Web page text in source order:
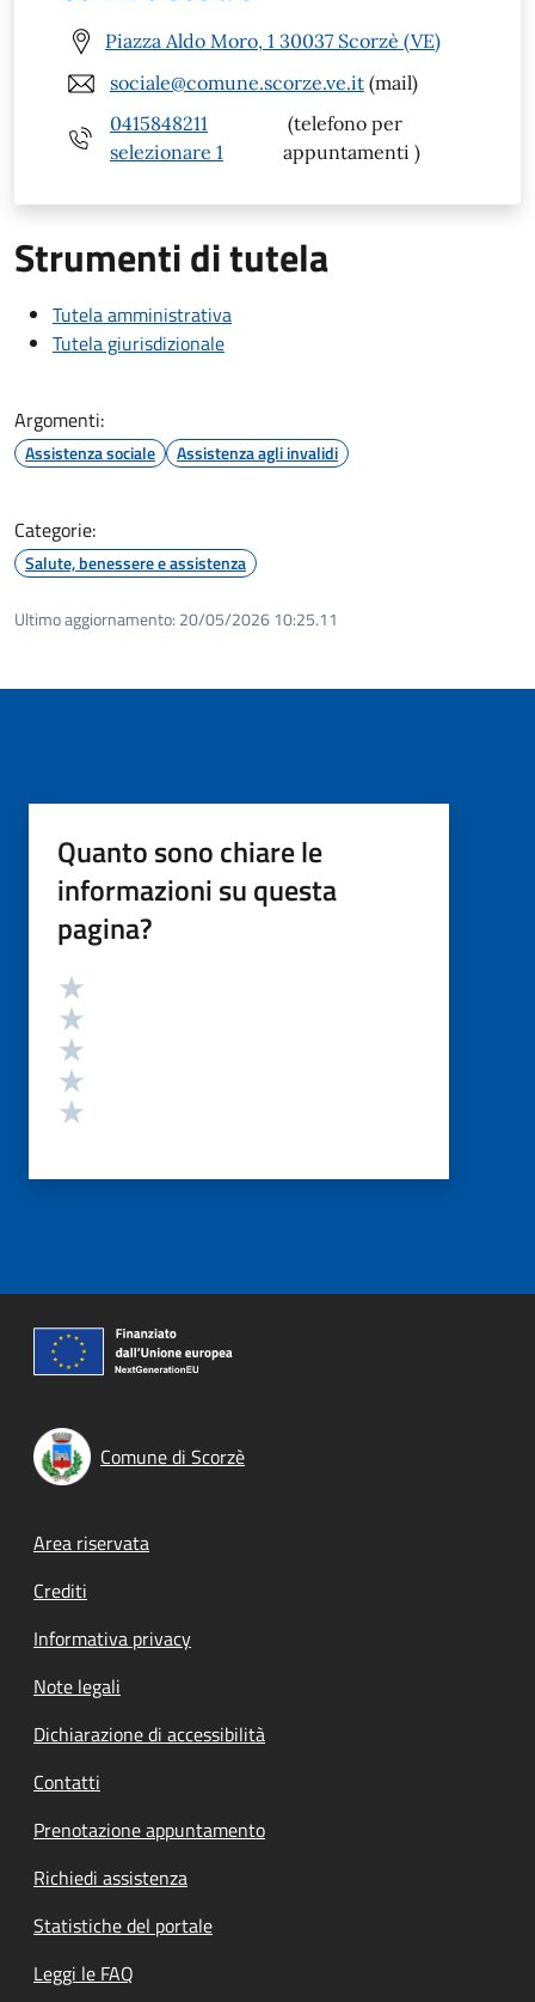
Piazza Aldo Moro, 1 30037 Scorzè (VE)
sociale@comune.scorze.ve.it (mail)
0415848211
selezionare 1
(telefono per
appuntamenti )
Strumenti di tutela
Tutela amministrativa
Tutela giurisdizionale
Argomenti:
Assistenza sociale Assistenza agli invalidi
Categorie:
Salute, benessere e assistenza
Ultimo aggiornamento: 20/05/2026 10:25.11
Quanto sono chiare le
informazioni su questa
pagina?
Valutazione
Comune di Scorzè
Footer menu
Area riservata
Crediti
Informativa privacy
Note legali
Dichiarazione di accessibilità
Contatti
Prenotazione appuntamento
Richiedi assistenza
Statistiche del portale
Leggi le FAQ